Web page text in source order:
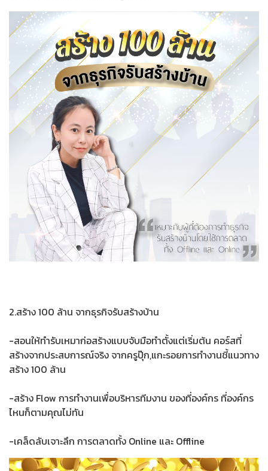
2.สร้าง 100 ล้าน จากธุรกิจรับสร้างบ้าน
-สอนให้ทำรับเหมาก่อสร้างแบบจับมือทำตั้งแต่เริ่มต้น คอร์สที่
สร้างจากประสบการณ์จริง จากครูปุ๊ก,แกะรอยการทำงานชี้แนวทาง
สร้าง 100 ล้าน
-สร้าง Flow การทำงานเพื่อบริหารทีมงาน ของที่องค์กร ที่องค์กร
ไหนก็ตามคุณไม่ทัน
-เคล็ดลับเจาะลึก การตลาดทั้ง Online และ Offline